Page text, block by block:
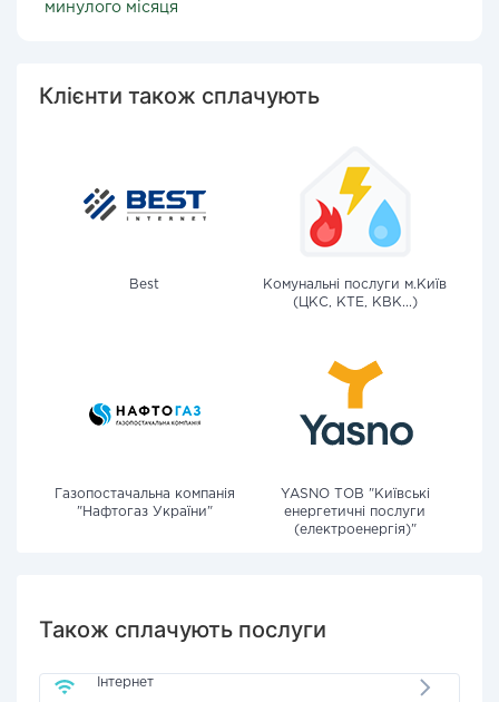
минулого місяця
Клієнти також сплачують
Best
Комунальні послуги м.Київ
(ЦКС, КТЕ, КВК...)
Газопостачальна компанія
"Нафтогаз України"
YASNO ТОВ "Київські
енергетичні послуги
(електроенергія)"
Також сплачують послуги
Інтернет